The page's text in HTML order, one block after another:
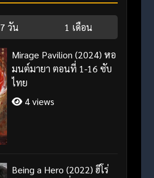
7 วัน 1 เดือน
Mirage Pavilion (2024) หอ
มนต์มายา ตอนที่ 1-16 ซับ
ไทย
4 views
Being a Hero (2022) ฮีโร่